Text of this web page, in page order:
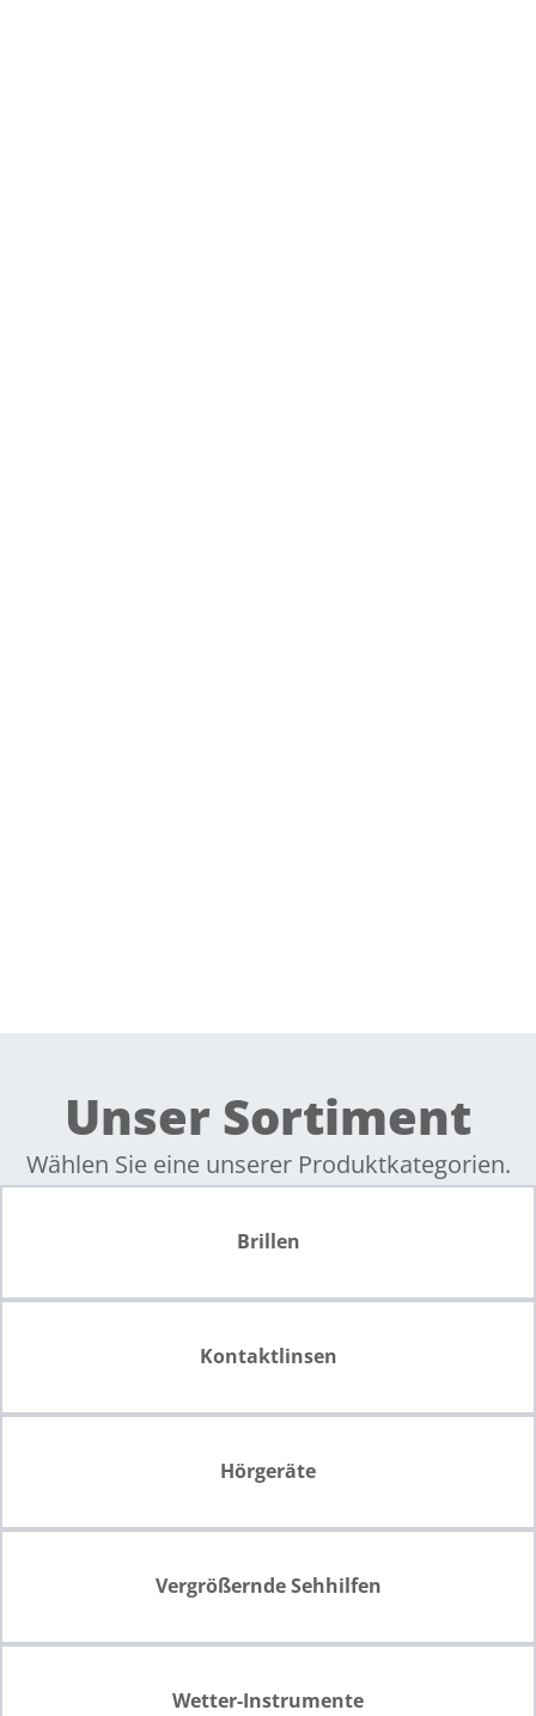
Unser Sortiment
Wählen Sie eine unserer Produktkategorien.
Brillen
Kontaktlinsen
Hörgeräte
Vergrößernde Sehhilfen
Wetter-Instrumente